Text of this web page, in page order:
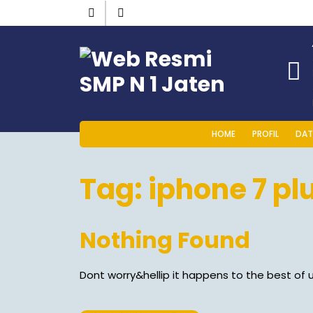
to
Instagram
HOME PROFIL
Tag: iphone 7
Nothing Found
Dont worry&hellip it happens to the best of